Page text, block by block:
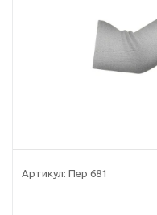
Артикул: Пер 681